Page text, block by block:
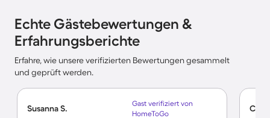
Echte Gästebewertungen &
Erfahrungsberichte
Erfahre, wie unsere verifizierten Bewertungen gesammelt
und geprüft werden.
Susanna S.
Gast verifiziert von
HomeToGo